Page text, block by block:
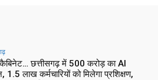
छत्तीसगढ़ में 500 करोड़ का AI
1.5 लाख कर्मचारियों को मिलेगा प्रशिक्षण,